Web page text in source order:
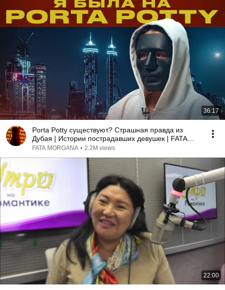
36:17
Porta Potty существуют? Страшная правда из
Дубая | Истории пострадавших девушек | FATA
MORGANA
FATA MORGANA • 2.2M views
22:00